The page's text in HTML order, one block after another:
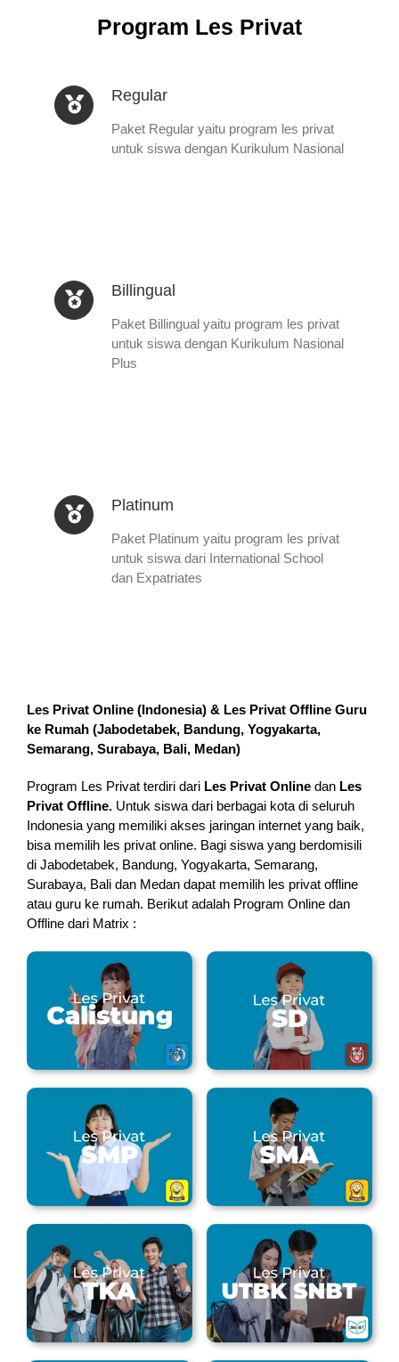
Program Les Privat
Regular
Paket Regular yaitu program les privat
untuk siswa dengan Kurikulum Nasional
Billingual
Paket Billingual yaitu program les privat
untuk siswa dengan Kurikulum Nasional
Plus
Platinum
Paket Platinum yaitu program les privat
untuk siswa dari International School
dan Expatriates
Les Privat Online (Indonesia) & Les Privat Offline Guru
ke Rumah (Jabodetabek, Bandung, Yogyakarta,
Semarang, Surabaya, Bali, Medan)
Program Les Privat terdiri dari Les Privat Online dan Les
Privat Offline. Untuk siswa dari berbagai kota di seluruh
Indonesia yang memiliki akses jaringan internet yang baik,
bisa memilih les privat online. Bagi siswa yang berdomisili
di Jabodetabek, Bandung, Yogyakarta, Semarang,
Surabaya, Bali dan Medan dapat memilih les privat offline
atau guru ke rumah. Berikut adalah Program Online dan
Offline dari Matrix :